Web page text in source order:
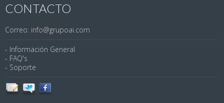
CONTACTO
Correo: info@grupoai.com
- Información General
- FAQ's
- Soporte